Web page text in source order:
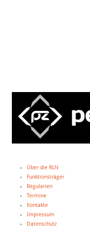
Über die RLN
Funktionsträger
Regularien
Termine
Kontakte
Impressum
Datenschutz